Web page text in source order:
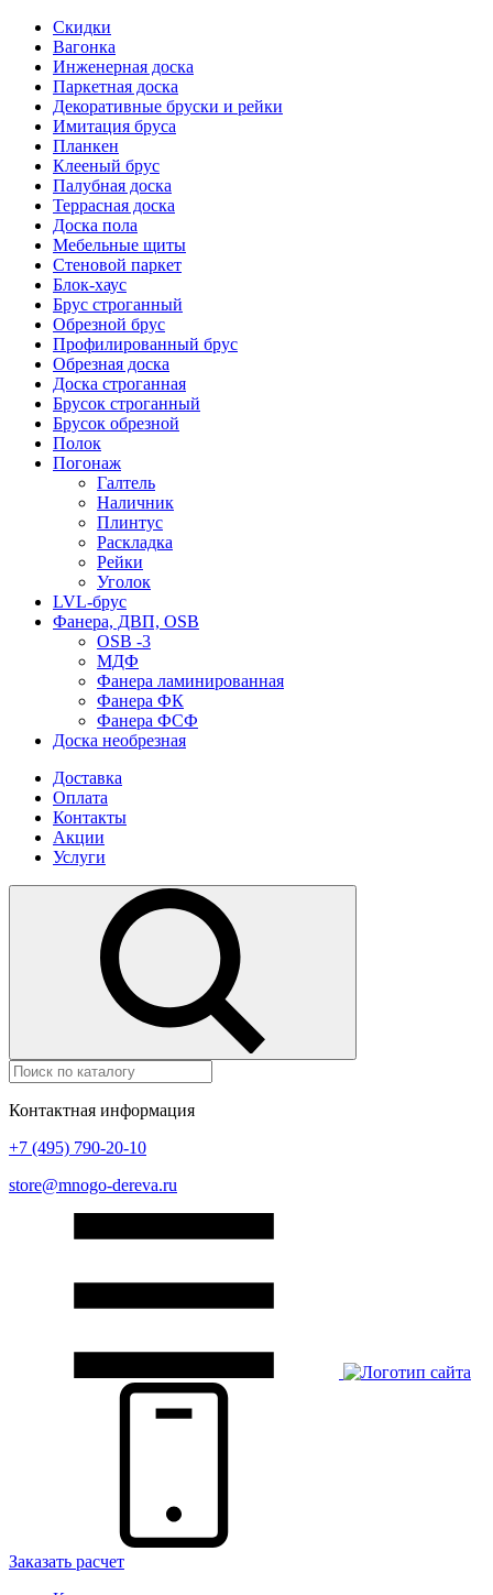
Скидки
Вагонка
Инженерная доска
Паркетная доска
Декоративные бруски и рейки
Имитация бруса
Планкен
Клееный брус
Палубная доска
Террасная доска
Доска пола
Мебельные щиты
Стеновой паркет
Блок-хаус
Брус строганный
Обрезной брус
Профилированный брус
Обрезная доска
Доска строганная
Брусок строганный
Брусок обрезной
Полок
Погонаж
Галтель
Наличник
Плинтус
Раскладка
Рейки
Уголок
LVL-брус
Фанера, ДВП, OSB
OSB -3
МДФ
Фанера ламинированная
Фанера ФК
Фанера ФСФ
Доска необрезная
Доставка
Оплата
Контакты
Акции
Услуги
Контактная информация
+7 (495) 790-20-10
store@mnogo-dereva.ru
Заказать расчет